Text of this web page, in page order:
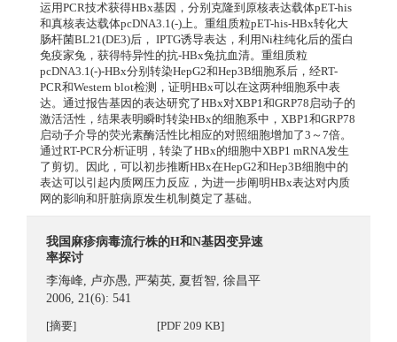
运用PCR技术获得HBx基因，分别克隆到原核表达载体pET-his
和真核表达载体pcDNA3.1(-)上。重组质粒pET-his-HBx转化大
肠杆菌BL21(DE3)后， IPTG诱导表达，利用Ni柱纯化后的蛋白
免疫家兔，获得特异性的抗-HBx兔抗血清。重组质粒
pcDNA3.1(-)-HBx分别转染HepG2和Hep3B细胞系后，经RT-
PCR和Western blot检测，证明HBx可以在这两种细胞系中表
达。通过报告基因的表达研究了HBx对XBP1和GRP78启动子的
激活活性，结果表明瞬时转染HBx的细胞系中，XBP1和GRP78
启动子介导的荧光素酶活性比相应的对照细胞增加了3～7倍。
通过RT-PCR分析证明，转染了HBx的细胞中XBP1 mRNA发生
了剪切。因此，可以初步推断HBx在HepG2和Hep3B细胞中的
表达可以引起内质网压力反应，为进一步阐明HBx表达对内质
网的影响和肝脏病原发生机制奠定了基础。
我国麻疹病毒流行株的H和N基因变异速
率探讨
李海峰, 卢亦愚, 严菊英, 夏哲智,徐昌平
2006, 21(6): 541
[摘要] [PDF 209 KB]